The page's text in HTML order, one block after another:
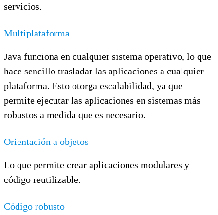
servicios.
Multiplataforma
Java funciona en cualquier sistema operativo, lo que
hace sencillo trasladar las aplicaciones a cualquier
plataforma. Esto otorga escalabilidad, ya que
permite ejecutar las aplicaciones en sistemas más
robustos a medida que es necesario.
Orientación a objetos
Lo que permite crear aplicaciones modulares y
código reutilizable.
Código robusto